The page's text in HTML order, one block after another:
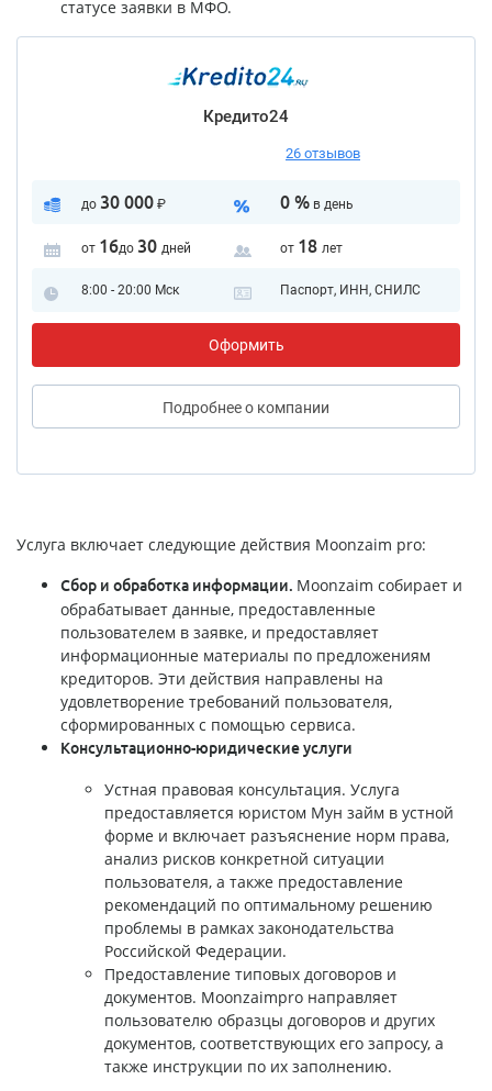
статусе заявки в МФО.
Кредито24
26 отзывов
до 30 000₽ 0 %в день
от 16до 30 дней от 18 лет
8:00 - 20:00 Мск Паспорт, ИНН, СНИЛС
Оформить
Подробнеео компании
Услуга включает следующие действия Moonzaim pro:
Сбор и обработка информации. Moonzaim собирает и
обрабатывает данные, предоставленные
пользователем в заявке, и предоставляет
информационные материалы по предложениям
кредиторов. Эти действия направлены на
удовлетворение требований пользователя,
сформированных с помощью сервиса.
Консультационно-юридические услуги
Устная правовая консультация. Услуга
предоставляется юристом Мун займ в устной
форме и включает разъяснение норм права,
анализ рисков конкретной ситуации
пользователя, а также предоставление
рекомендаций по оптимальному решению
проблемы в рамках законодательства
Российской Федерации.
Предоставление типовых договоров и
документов. Moonzaimpro направляет
пользователю образцы договоров и других
документов, соответствующих его запросу, а
также инструкции по их заполнению.